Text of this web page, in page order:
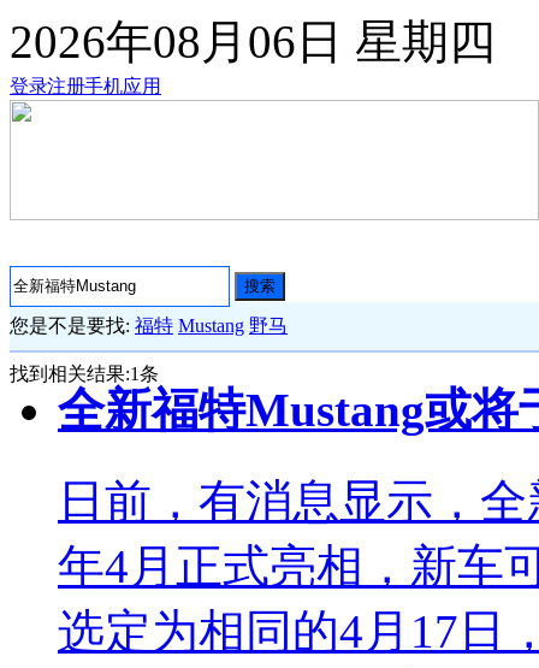
2026年08月06日 星期四
登录注册手机应用
搜索
您是不是要找: 福特 Mustang 野马
找到相关结果:1条
全新福特Mustang或将
日前，有消息显示，
年4月正式亮相，新车
选定为相同的4月17日